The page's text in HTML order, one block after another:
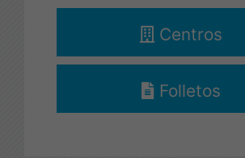
Centros
Folletos